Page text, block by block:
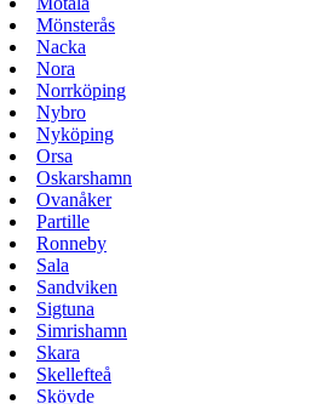
Mönsterås
Nacka
Nora
Norrköping
Nybro
Nyköping
Orsa
Oskarshamn
Ovanåker
Partille
Ronneby
Sala
Sandviken
Sigtuna
Simrishamn
Skara
Skellefteå
Skövde